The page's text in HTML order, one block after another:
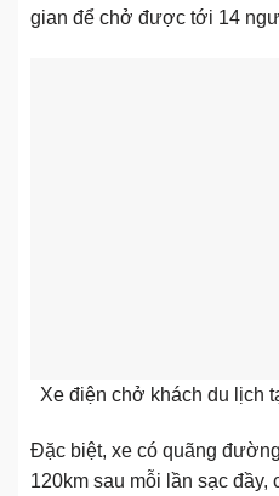
gian để chở được tới 14
Xe điện chở khách du lịch
Đặc biệt, xe có quãng
120km sau mỗi lần sạc đầy,